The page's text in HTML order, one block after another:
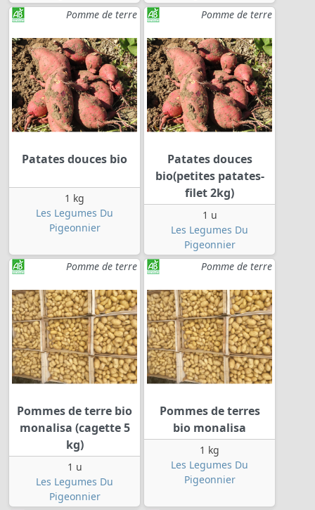
Pomme de terre
Patates douces bio
1 kg
Les Legumes Du
Pigeonnier
Pomme de terre
Patates douces
bio(petites patates-
filet 2kg)
1 u
Les Legumes Du
Pigeonnier
Pomme de terre
Pommes de terre bio
monalisa (cagette 5
kg)
1 u
Les Legumes Du
Pigeonnier
Pomme de terre
Pommes de terres
bio monalisa
1 kg
Les Legumes Du
Pigeonnier